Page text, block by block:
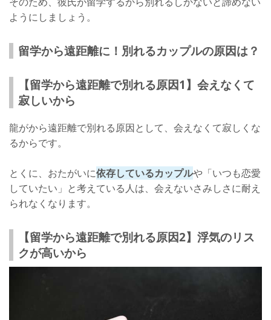
ようにしましょう。
留学から遠距離に！別れるカップルの原因は？
【留学から遠距離で別れる原因1】会えなくて
寂しいから
龍がから遠距離で別れる原因として、会えなくて寂しくな
るからです。
とくに、おたがいに依存しているカップルや「いつも恋愛
していたい」と考えている人は、会えないさみしさに耐え
られなくなります。
【留学から遠距離で別れる原因2】浮気のリス
クが高いから